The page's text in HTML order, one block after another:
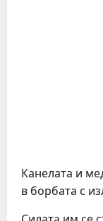
Канелата и
в борбата с